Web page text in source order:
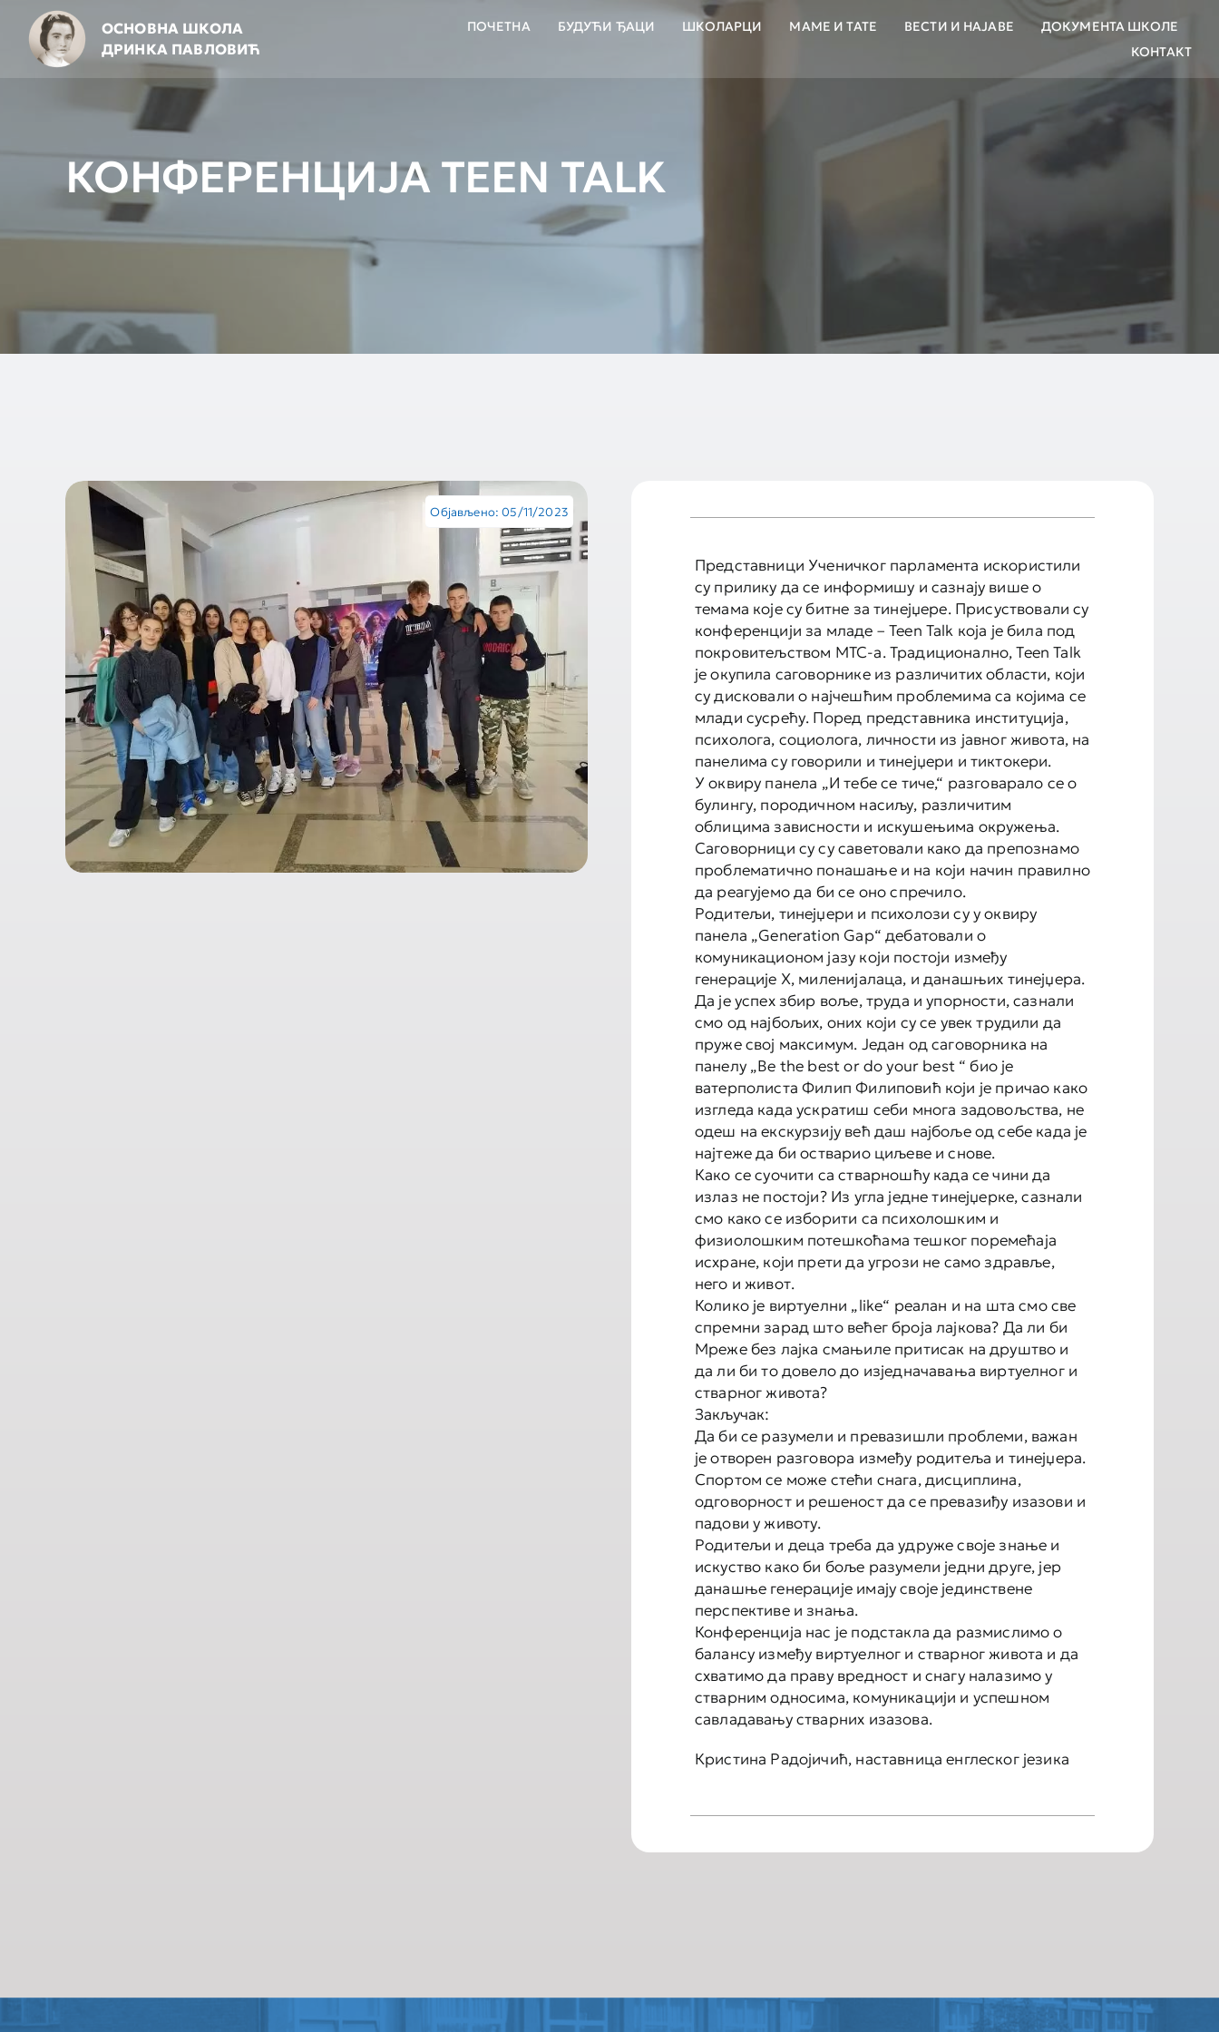
content
ОСНОВНА ШКОЛА
ДРИНКА ПАВЛОВИЋ
ПОЧЕТНА БУДУЋИ ЂАЦИ ШКОЛАРЦИ МАМЕ И ТАТЕ ВЕСТИ И НАЈАВЕ
ДОКУМЕНТА ШКОЛЕ
КОНТАКТ
КОНФЕРЕНЦИЈА TEEN TALK
Објављено: 05/11/2023
Представници Ученичког парламента искористили
су прилику да се информишу и сазнају више о
темама које су битне за тинејџере. Присуствовали су
конференцији за младе – Teen Talk која је била под
покровитељством МТС-а. Традиционално, Teen Talk
је окупила саговорнике из различитих области, који
су дисковали о најчешћим проблемима са којима се
млади сусрећу. Поред представника институција,
психолога, социолога, личности из јавног живота, на
панелима су говорили и тинејџери и тиктокери.
У оквиру панела „И тебе се тиче,“ разговарало се о
булингу, породичном насиљу, различитим
облицима зависности и искушењима окружења.
Саговорници су су саветовали како да препознамо
проблематично понашање и на који начин правилно
да реагујемо да би се оно спречило.
Родитељи, тинејџери и психолози су у оквиру
панела „Generation Gap“ дебатовали о
комуникационом јазу који постоји између
генерације X, миленијалаца, и данашњих тинејџера.
Да је успех збир воље, труда и упорности, сазнали
смо од најбољих, оних који су се увек трудили да
пруже свој максимум. Један од саговорника на
панелу „Bе the best or do your best “ био је
ватерполиста Филип Филиповић који је причао како
изгледа када ускратиш себи многа задовољства, не
одеш на екскурзију већ даш најбоље од себе када је
најтеже да би остварио циљеве и снове.
Како се суочити са стварношћу када се чини да
излаз не постоји? Из угла једне тинејџерке, сазнали
смо како се изборити са психолошким и
физиолошким потешкоћама тешког поремећаја
исхране, који прети да угрози не само здравље,
него и живот.
Колико је виртуелни „like“ реалан и на шта смо све
спремни зарад што већег броја лајкова? Да ли би
Мреже без лајка смањиле притисак на друштво и
да ли би то довело до изједначавања виртуелног и
стварног живота?
Закључак:
Да би се разумели и превазишли проблеми, важан
је отворен разговора између родитеља и тинејџера.
Спортом се може стећи снага, дисциплина,
одговорност и решеност да се превазиђу изазови и
падови у животу.
Родитељи и деца треба да удруже своје знање и
искуство како би боље разумели једни друге, јер
данашње генерације имају своје јединствене
перспективе и знања.
Конференција нас је подстакла да размислимо о
балансу између виртуелног и стварног живота и да
схватимо да праву вредност и снагу налазимо у
стварним односима, комуникацији и успешном
савладавању стварних изазова.
Кристина Радојичић, наставница енглеског језика